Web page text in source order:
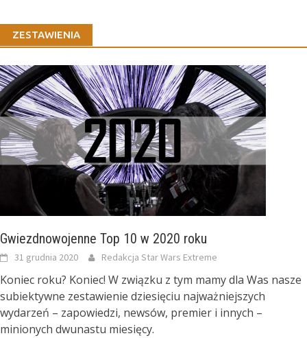
ZESTAWIENIA
Gwiezdnowojenne Top 10 w 2020 roku
31 grudnia 2020 Redakcja Star Wars Extreme
Koniec roku? Koniec! W związku z tym mamy dla Was nasze
subiektywne zestawienie dziesięciu najważniejszych
wydarzeń – zapowiedzi, newsów, premier i innych –
minionych dwunastu miesięcy.